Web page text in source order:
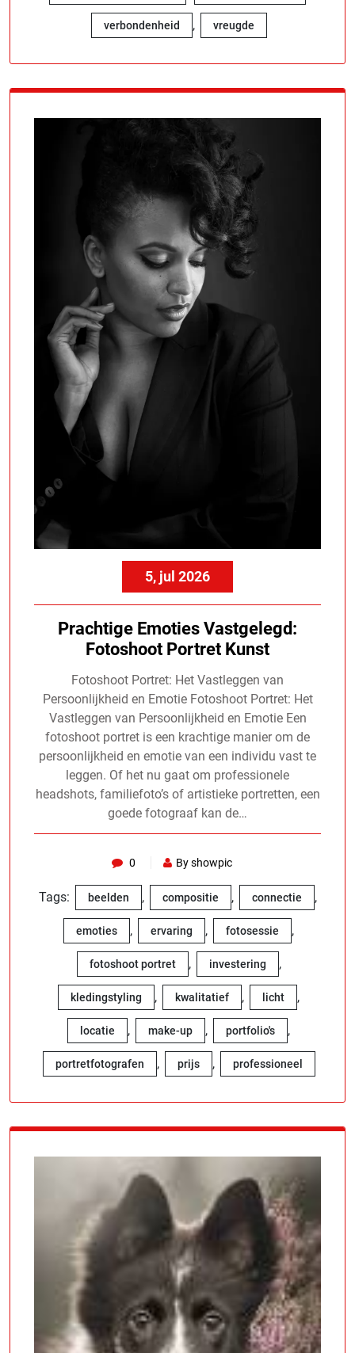
verbondenheid , vreugde
5, jul 2026
Prachtige Emoties Vastgelegd:
Fotoshoot Portret Kunst
Fotoshoot Portret: Het Vastleggen van
Persoonlijkheid en Emotie Fotoshoot Portret: Het
Vastleggen van Persoonlijkheid en Emotie Een
fotoshoot portret is een krachtige manier om de
persoonlijkheid en emotie van een individu vast te
leggen. Of het nu gaat om professionele
headshots, familiefoto’s of artistieke portretten, een
goede fotograaf kan de…
0 By showpic
Tags: beelden , compositie , connectie ,
emoties , ervaring , fotosessie ,
fotoshoot portret , investering ,
kledingstyling , kwalitatief , licht ,
locatie , make-up , portfolio's ,
portretfotografen , prijs , professioneel